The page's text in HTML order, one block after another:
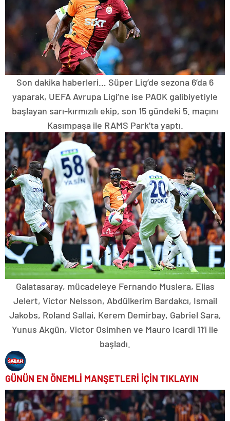
Son dakika haberleri… Süper Lig’de sezona 6’da 6
yaparak, UEFA Avrupa Ligi’ne ise PAOK galibiyetiyle
başlayan sarı-kırmızılı ekip, son 15 gündeki 5. maçını
Kasımpaşa ile RAMS Park’ta yaptı.
Galatasaray, mücadeleye Fernando Muslera, Elias
Jelert, Victor Nelsson, Abdülkerim Bardakcı, Ismail
Jakobs, Roland Sallai, Kerem Demirbay, Gabriel Sara,
Yunus Akgün, Victor Osimhen ve Mauro Icardi 11’i ile
başladı.
GÜNÜN EN ÖNEMLİ MANŞETLERİ İÇİN TIKLAYIN